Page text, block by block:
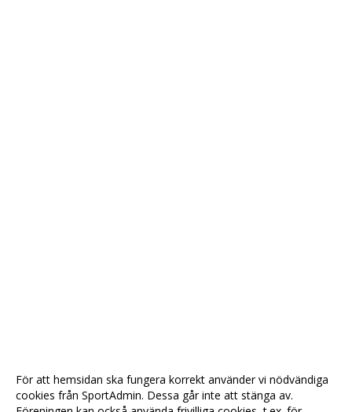
För att hemsidan ska fungera korrekt använder vi nödvändiga
cookies från SportAdmin. Dessa går inte att stänga av.